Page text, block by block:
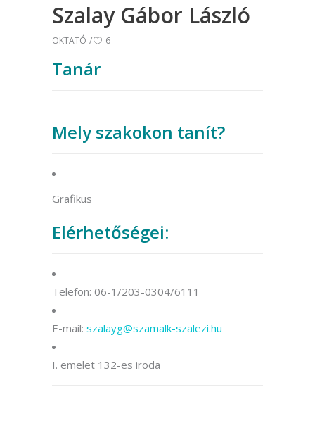
Szalay Gábor László
OKTATÓ 6
Tanár
Mely szakokon tanít?
Grafikus
Elérhetőségei:
Telefon: 06-1/203-0304/6111
E-mail: szalayg@szamalk-szalezi.hu
I. emelet 132-es iroda